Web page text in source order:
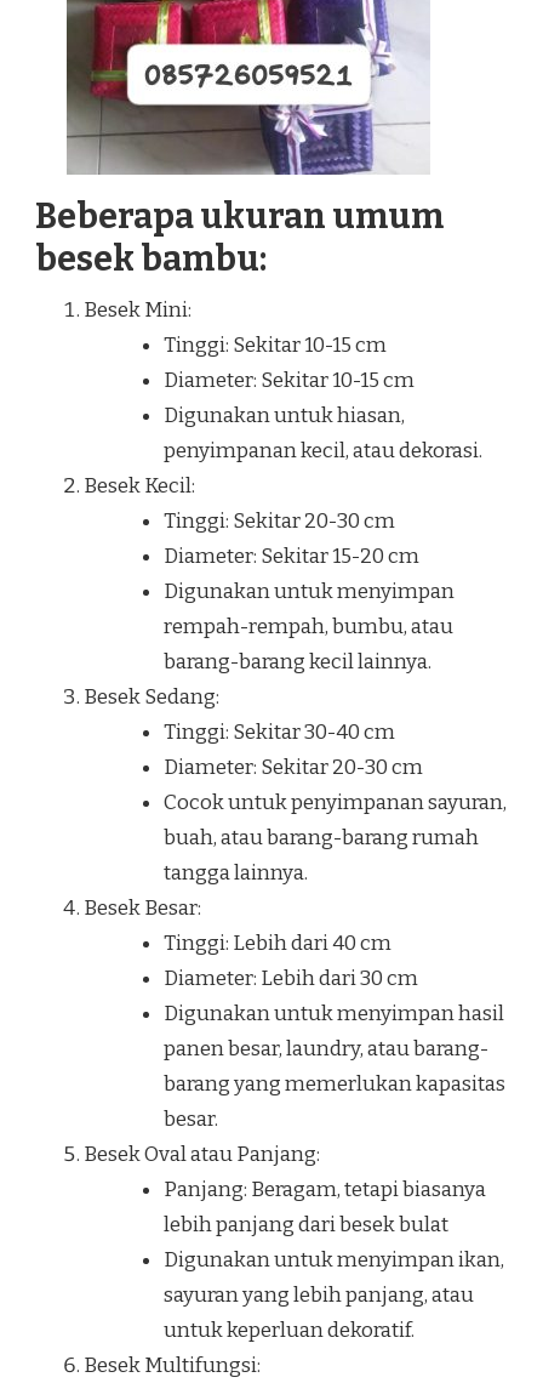
Beberapa ukuran umum
besek bambu:
Besek Mini:
Tinggi: Sekitar 10-15 cm
Diameter: Sekitar 10-15 cm
Digunakan untuk hiasan,
penyimpanan kecil, atau dekorasi.
Besek Kecil:
Tinggi: Sekitar 20-30 cm
Diameter: Sekitar 15-20 cm
Digunakan untuk menyimpan
rempah-rempah, bumbu, atau
barang-barang kecil lainnya.
Besek Sedang:
Tinggi: Sekitar 30-40 cm
Diameter: Sekitar 20-30 cm
Cocok untuk penyimpanan sayuran,
buah, atau barang-barang rumah
tangga lainnya.
Besek Besar:
Tinggi: Lebih dari 40 cm
Diameter: Lebih dari 30 cm
Digunakan untuk menyimpan hasil
panen besar, laundry, atau barang-
barang yang memerlukan kapasitas
besar.
Besek Oval atau Panjang:
Panjang: Beragam, tetapi biasanya
lebih panjang dari besek bulat
Digunakan untuk menyimpan ikan,
sayuran yang lebih panjang, atau
untuk keperluan dekoratif.
Besek Multifungsi: